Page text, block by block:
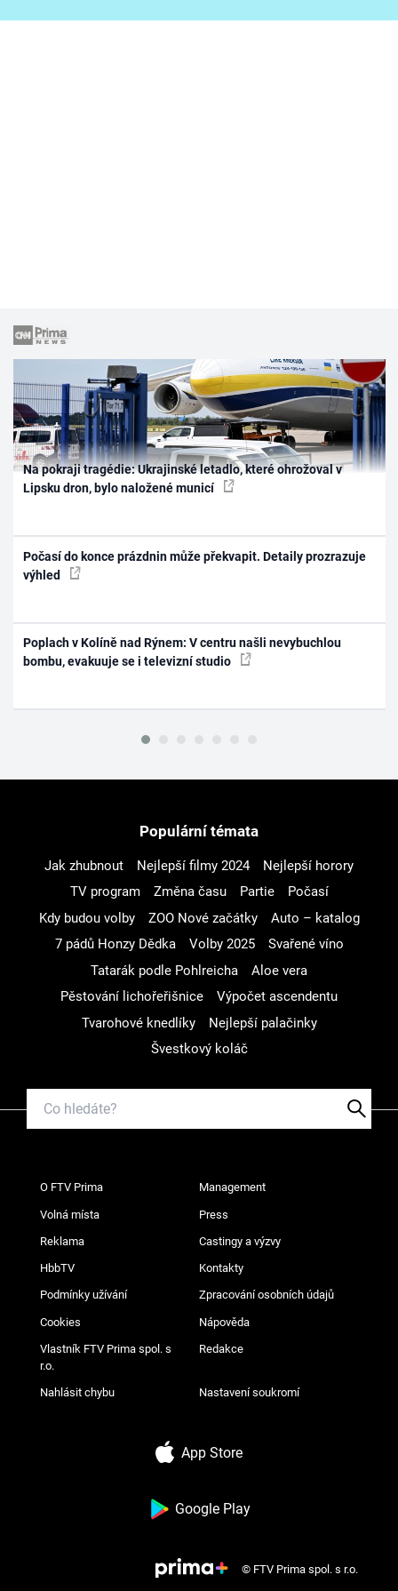
Na pokraji tragédie: Ukrajinské letadlo, které ohrožoval v
Lipsku dron, bylo naložené municí
Počasí do konce prázdnin může překvapit. Detaily prozrazuje
výhled
Poplach v Kolíně nad Rýnem: V centru našli nevybuchlou
bombu, evakuuje se i televizní studio
Populární témata
Jak zhubnout Nejlepší filmy 2024
Nejlepší horory
TV program
Změna času Partie
Počasí
Kdy budou volby
ZOO Nové začátky
Auto – katalog
7 pádů Honzy Dědka
Volby 2025
Svařené víno
Tatarák podle Pohlreicha
Aloe vera
Pěstování lichořeřišnice
Výpočet ascendentu
Tvarohové knedlíky
Nejlepší palačinky
Švestkový koláč
O FTV Prima Management
Volná místa Press
Reklama Castingy a výzvy
HbbTV Kontakty
Podmínky užívání Zpracování osobních údajů
Cookies Nápověda
Vlastník FTV Prima spol. s
r.o.
Redakce
Nahlásit chybu Nastavení soukromí
App Store
Google Play
© FTV Prima spol. s r.o.